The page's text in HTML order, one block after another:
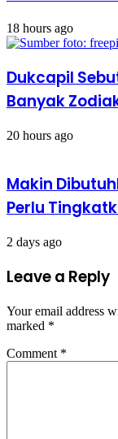
18 hours ago
Dukcapil
Banyak
20 hours ago
Makin
Perlu
2 days ago
Leave a Reply
Your email address
marked *
Comment *